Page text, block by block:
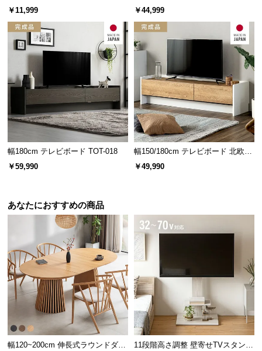
い
様
ポ
ト
ら
ブ
ロ
業
るで絵画のように美しく置ける 三
脚タイプ 45~65v型対応
￥11,999
002-1
￥44,999
幅180cm テレビボード TOT-018
￥59,990
幅150/180cm テレビボード 北欧デ
ザイン 収納付き TOT-018
￥49,990
あなたにおすすめの商品
幅120~200cm 伸長式ラウンドダイ 11段階高さ調整 壁寄せTVスタンド